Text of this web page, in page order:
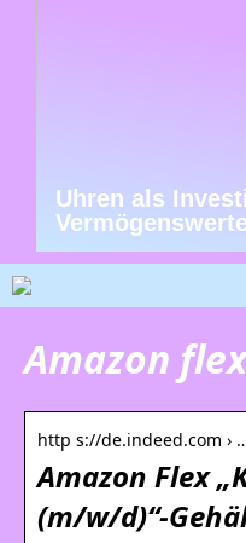
Uhren als
Vermögenswerte
Amazon
http s://de.indeed.com ›
Amazon Flex
(m/w/d)“-